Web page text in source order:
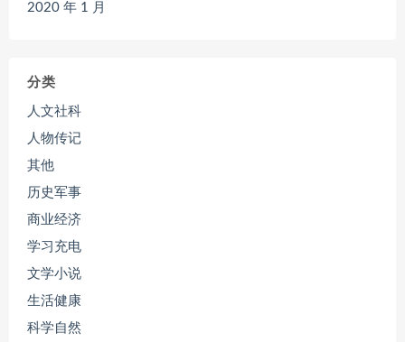
2020 年 1 月
分类
人文社科
人物传记
其他
历史军事
商业经济
学习充电
文学小说
生活健康
科学自然